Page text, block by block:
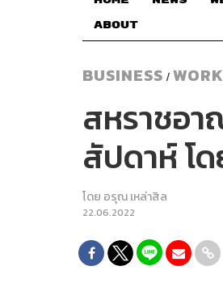
ABOUT
BUSINESS /
สหราชอา
สัปดาห์ โ
โดย อรุณ เหล่าสิล
22.06.2022